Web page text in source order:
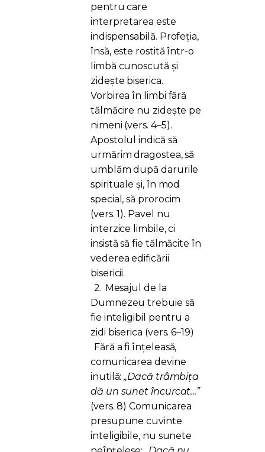
pentru care
interpretarea este
indispensabilă. Profeția,
însă, este rostită într-o
limbă cunoscută și
zidește biserica.
Vorbirea în limbi fără
tălmăcire nu zidește pe
nimeni (vers. 4–5).
Apostolul indică să
urmărim dragostea, să
umblăm după darurile
spirituale și, în mod
special, să prorocim
(vers. 1). Pavel nu
interzice limbile, ci
insistă să fie tălmăcite în
vederea edificării
bisericii.
2. Mesajul de la
Dumnezeu trebuie să
fie inteligibil pentru a
zidi biserica (vers. 6–19)
Fără a fi înțeleasă,
comunicarea devine
inutilă:„Dacă trâmbița
dă un sunet încurcat…”
(vers. 8) Comunicarea
presupune cuvinte
inteligibile, nu sunete